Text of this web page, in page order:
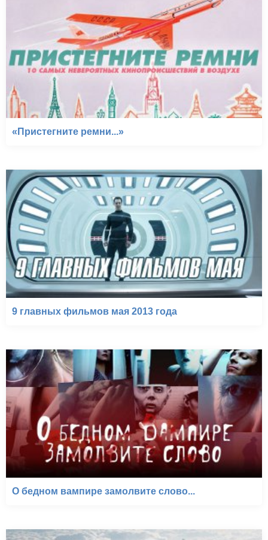
«Пристегните ремни...»
9 главных фильмов мая 2013 года
О бедном вампире замолвите слово...